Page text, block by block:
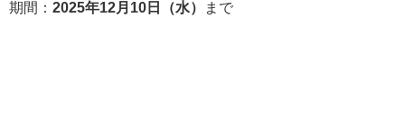
期間： 2025年12月10日（水） まで